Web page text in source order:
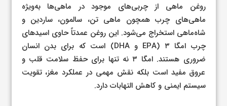
روغن ماهی از چربی‌های موجود در ماهی‌ها به‌ویژه
ماهی‌های چرب همچون ماهی تن، سالمون، ساردین و
شاه‌ماهی استخراج می‌شود. این روغن عمدتاً حاوی اسیدهای
چرب امگا ۳ (EPA و DHA) است که برای بدن انسان
ضروری هستند. امگا ۳ نه تنها برای حفظ سلامت قلب و
عروق مفید است بلکه نقش مهمی در عملکرد مغز، تقویت
سیستم ایمنی و کاهش التهابات دارد.